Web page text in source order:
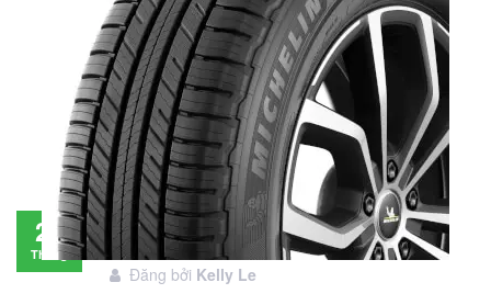
28
Tháng
Đánh giá lốp Michelin Primacy SUV: Đáng
đầu tư không?
Đăng bởi Kelly Le